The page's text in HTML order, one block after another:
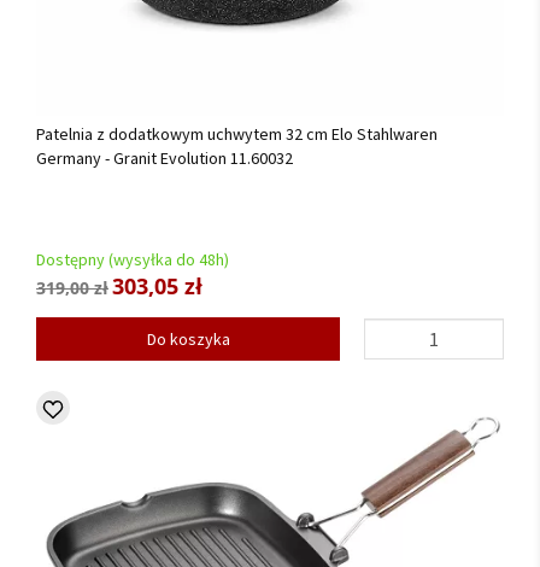
Patelnia z dodatkowym uchwytem 32 cm Elo Stahlwaren
Germany - Granit Evolution 11.60032
Dostępny (wysyłka do 48h)
319,00 zł303,05 zł
Do koszyka